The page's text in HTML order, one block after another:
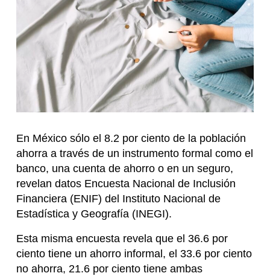
En México sólo el 8.2 por ciento de la población
ahorra a través de un instrumento formal como el
banco, una cuenta de ahorro o en un seguro,
revelan datos Encuesta Nacional de Inclusión
Financiera (ENIF) del Instituto Nacional de
Estadística y Geografía (INEGI).
Esta misma encuesta revela que el 36.6 por
ciento tiene un ahorro informal, el 33.6 por ciento
no ahorra, 21.6 por ciento tiene ambas